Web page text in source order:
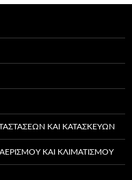
ΚΑΙ ΚΑΤΑΣΚΕΥΏΝ
ΚΑΙ ΚΛΙΜΑΤΙΣΜΟΎ